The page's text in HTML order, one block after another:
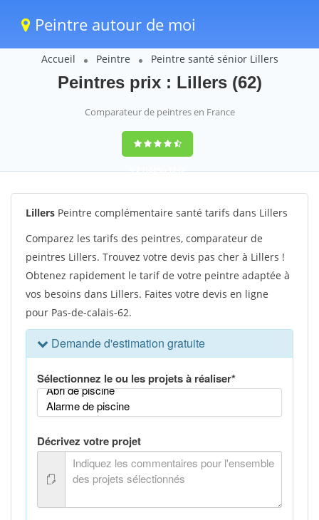
Peintre autour de moi
Accueil Peintre Peintre santé sénior Lillers
Peintres prix : Lillers (62)
Comparateur de peintres en France
9,2(100%)1242
votes
Lillers Peintre complémentaire santé tarifs dans Lillers
Comparez les tarifs des peintres, comparateur de
peintres Lillers. Trouvez votre devis pas cher à Lillers !
Obtenez rapidement le tarif de votre peintre adaptée à
vos besoins dans Lillers. Faites votre devis en ligne
pour Pas-de-calais-62.